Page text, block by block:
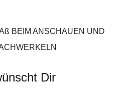
BEIM ANSCHAUEN UND
Dir